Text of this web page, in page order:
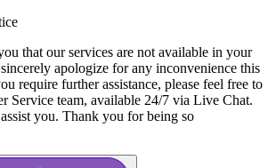
that our services are not available in your
apologize for any inconvenience this
require further assistance, please feel free to
Service team, available 24/7 via Live Chat.
you. Thank you for being so